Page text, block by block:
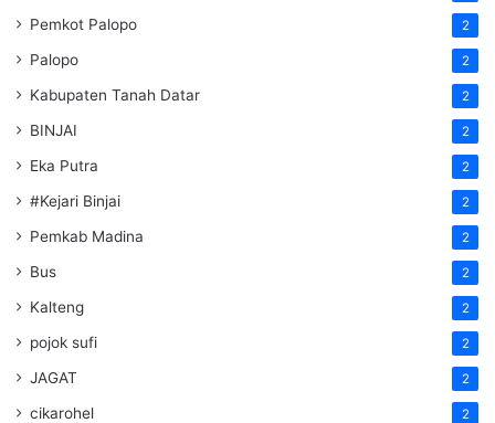
Pemkot Palopo 2
Palopo 2
Kabupaten Tanah Datar 2
BINJAI 2
Eka Putra 2
#Kejari Binjai 2
Pemkab Madina 2
Bus 2
Kalteng 2
pojok sufi 2
JAGAT 2
cikarohel 2